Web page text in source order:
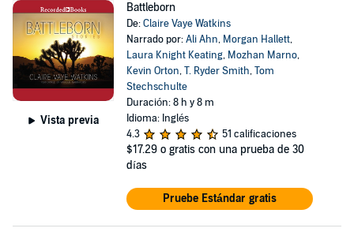
Vista previa
Battleborn
De:Claire Vaye Watkins
Narrado por:Ali Ahn, Morgan Hallett,
Laura Knight Keating, Mozhan Marno,
Kevin Orton,T. Ryder Smith,Tom
Stechschulte
Duración: 8 h y 8 m
Idioma: Inglés
4.3
51 calificaciones
$17.29 o gratis con una prueba de 30
días
Pruebe Estándar gratis